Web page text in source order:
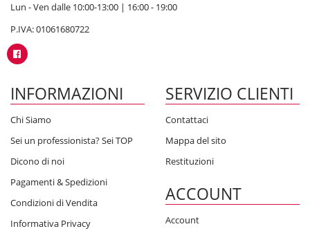
Lun - Ven dalle 10:00-13:00 | 16:00 - 19:00
P.IVA: 01061680722
INFORMAZIONI
Chi Siamo
Sei un professionista? Sei TOP
Dicono di noi
Pagamenti & Spedizioni
Condizioni di Vendita
Informativa Privacy
SERVIZIO CLIENTI
Contattaci
Mappa del sito
Restituzioni
ACCOUNT
Account